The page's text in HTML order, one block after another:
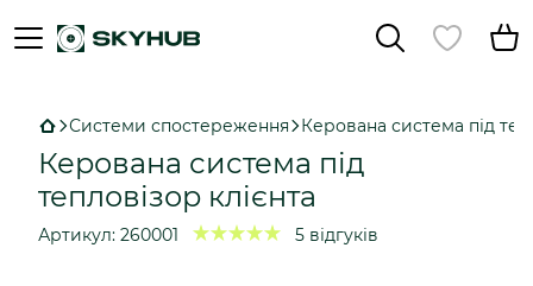
Системи спостереження Керована система під
Керована система під
тепловізор клієнта
Артикул: 260001 5 відгуків